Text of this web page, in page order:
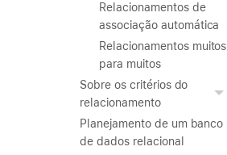
Relacionamentos de
associação automática
Relacionamentos muitos
para muitos
Sobre os critérios do
relacionamento
Planejamento de um banco
de dados relacional